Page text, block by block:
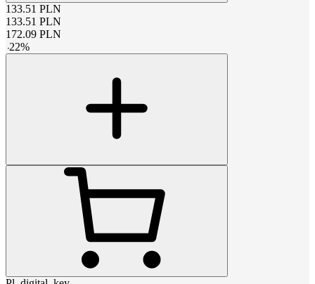
133.51 PLN
133.51 PLN
172.09 PLN
-22%